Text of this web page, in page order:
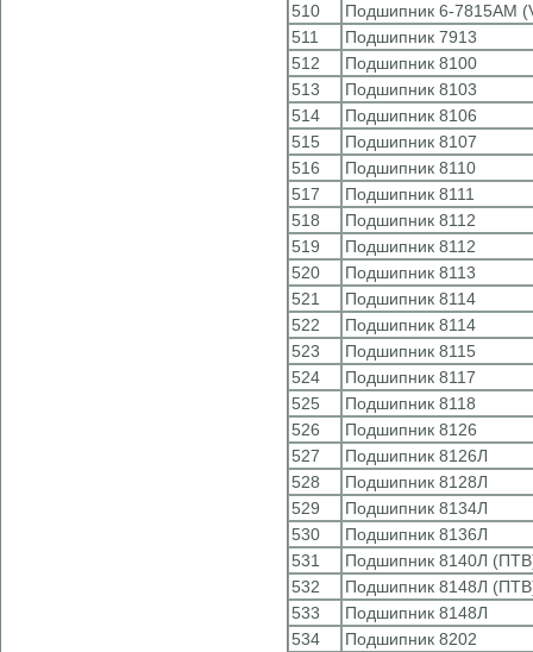
510
Подшипник 6-7815АМ
511
Подшипник 7913
512
Подшипник 8100
513
Подшипник 8103
514
Подшипник 8106
515
Подшипник 8107
516
Подшипник 8110
517
Подшипник 8111
518
Подшипник 8112
519
Подшипник 8112
520
Подшипник 8113
521
Подшипник 8114
522
Подшипник 8114
523
Подшипник 8115
524
Подшипник 8117
525
Подшипник 8118
526
Подшипник 8126
527
Подшипник 8126Л
528
Подшипник 8128Л
529
Подшипник 8134Л
530
Подшипник 8136Л
531
Подшипник 8140Л
532
Подшипник 8148Л
533
Подшипник 8148Л
534
Подшипник 8202